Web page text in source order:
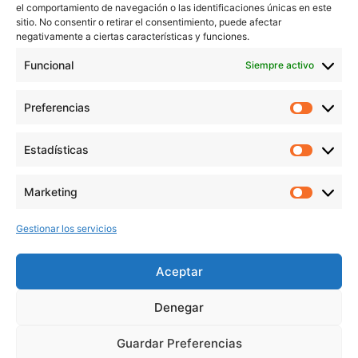
el comportamiento de navegación o las identificaciones únicas en este
sitio. No consentir o retirar el consentimiento, puede afectar
negativamente a ciertas características y funciones.
Funcional Siempre activo
Preferencias
Estadísticas
Marketing
Gestionar los servicios
Aceptar
Denegar
Guardar Preferencias
Contacto
Aviso Legal
Política de cookies
veronicaruiz.es
está bajo
NoComercial 4.0 Internacional
MÁS NOVEDADES EN MIS REDES